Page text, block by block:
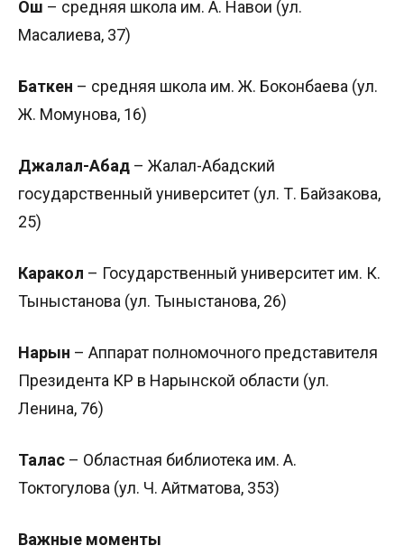
Ош – средняя школа им. А. Навои (ул.
Масалиева, 37)
Баткен – средняя школа им. Ж. Боконбаева (ул.
Ж. Момунова, 16)
Джалал-Абад – Жалал-Абадский
государственный университет (ул. Т. Байзакова,
25)
Каракол – Государственный университет им. К.
Тыныстанова (ул. Тыныстанова, 26)
Нарын – Аппарат полномочного представителя
Президента КР в Нарынской области (ул.
Ленина, 76)
Талас – Областная библиотека им. А.
Токтогулова (ул. Ч. Айтматова, 353)
Важные моменты